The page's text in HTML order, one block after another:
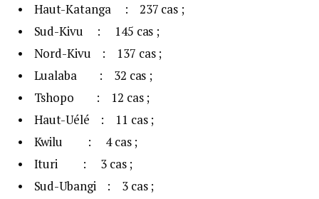
• Haut-Katanga : 237 cas ;
• Sud-Kivu : 145 cas ;
• Nord-Kivu : 137 cas ;
• Lualaba : 32 cas ;
• Tshopo : 12 cas ;
• Haut-Uélé : 11 cas ;
• Kwilu : 4 cas ;
• Ituri : 3 cas ;
• Sud-Ubangi : 3 cas ;